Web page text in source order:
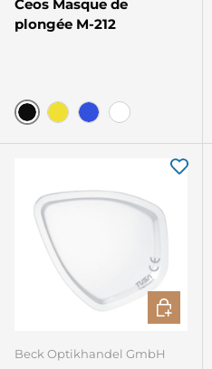
Ceos Masque de
plongée M-212
Noir
Beck Optikhandel GmbH
CHOISIR